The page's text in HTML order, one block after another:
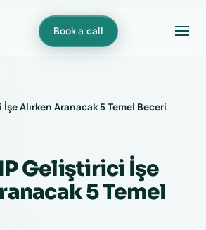
Book a call
Alırken Aranacak 5 Temel Beceri
Geliştirici İşe
5 Temel